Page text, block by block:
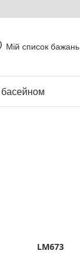
Мій список бажань
LM673